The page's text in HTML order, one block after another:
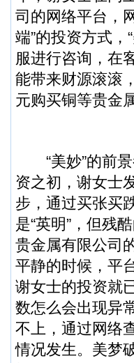
司的网络平台，
端”的投资方式
服进行咨询，在
能带来财源滚滚
元购买铜等贵金
“美妙”的前景
资之初，谢女士
步，通过买张买
是“英明”，但残
贵金属有限公司
平静的时候，平
谢女士的投资就
数怎么会出现异
不上，通过网络
情况发生。美梦